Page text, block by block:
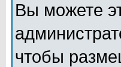
Вы можете
чтобы